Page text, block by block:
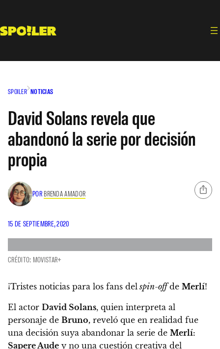
contenido
SPOILER NOTICIAS
David Solans revela que
abandonó la serie por decisión
propia
POR BRENDA AMADOR
15 DE SEPTIEMBRE, 2020
CRÉDITO: MOVISTAR+
¡Tristes noticias para los fans delspin-offde Merlí!
El actor David Solans, quien interpreta al
personaje de Bruno, reveló que en realidad fue
una decisión suya abandonar la serie de Merlí:
Sapere Aude y no una cuestión creativa del